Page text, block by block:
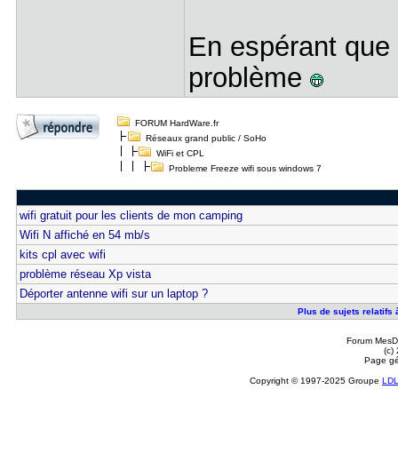
En espérant
problème
FORUM HardWare.fr
Réseaux grand public / SoHo
WiFi et CPL
Probleme Freeze wifi sous windows 7
wifi gratuit pour les clients de mon camping
Wifi N affiché en 54 mb/s
kits cpl avec wifi
problème réseau Xp vista
Déporter antenne wifi sur un laptop ?
Plus de sujets relatifs
Forum
(c)
Page
Copyright © 1997-2025 Groupe